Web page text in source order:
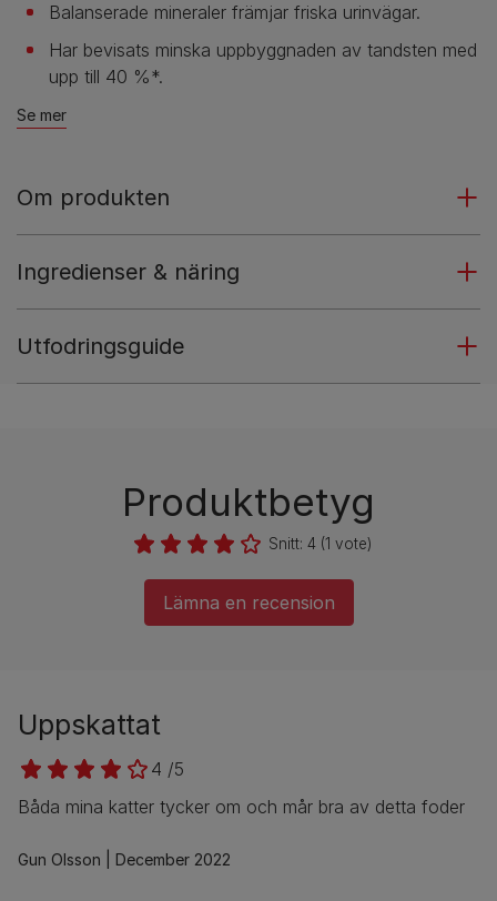
Balanserade mineraler främjar friska urinvägar.
Har bevisats minska uppbyggnaden av tandsten med
upp till 40 %*.
Se mer
Om produkten
Ingredienser & näring
Utfodringsguide
Produktbetyg
Snitt: 4 (1 vote)
Lämna en recension
Uppskattat
4 /5
Båda mina katter tycker om och mår bra av detta foder
Gun Olsson December 2022